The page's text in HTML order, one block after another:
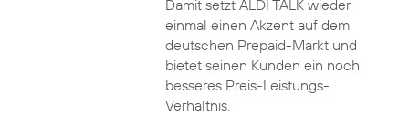
Damit setzt ALDI TALK wieder
einmal einen Akzent auf dem
deutschen Prepaid-Markt und
bietet seinen Kunden ein noch
besseres Preis-Leistungs-
Verhältnis.